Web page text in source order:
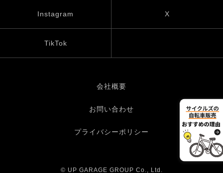
Instagram X
TikTok
会社概要
お問い合わせ
プライバシーポリシー
© UP GARAGE GROUP Co., Ltd.